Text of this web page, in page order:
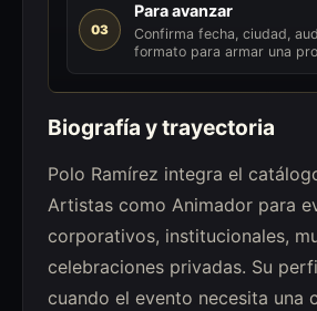
03
Para avanzar
Confirma fecha, ciudad,
formato para armar una
Biografía y trayectoria
Polo Ramírez integra el
Artistas como Animador para
corporativos, institucionales,
celebraciones privadas. Su
cuando el evento necesita una